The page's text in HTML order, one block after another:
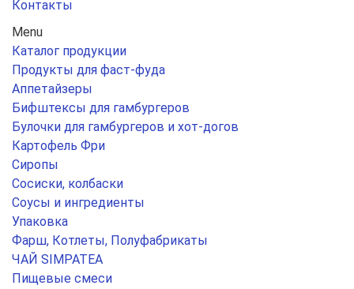
Контакты
Menu
Каталог продукции
Продукты для фаст-фуда
Аппетайзеры
Бифштексы для гамбургеров
Булочки для гамбургеров и хот-догов
Картофель Фри
Сиропы
Сосиски, колбаски
Соусы и ингредиенты
Упаковка
Фарш, Котлеты, Полуфабрикаты
ЧАЙ SIMPATEA
Пищевые смеси